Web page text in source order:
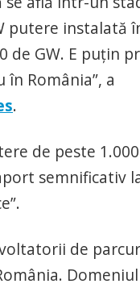
putere instalată
de GW. E puţin
România”, a
.
de peste 1.000
semnificativ
de
Domeniul